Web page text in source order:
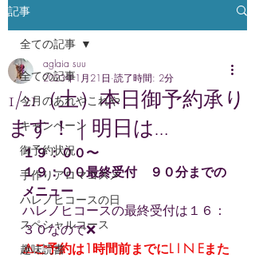
記事
全ての記事
今月のあれやこれや
キャンペーン
御予約状況
手作りアロマコスメ
ハレノヒコースの日
スペシャルコース
趣味読書
全ての記事
1/21（土）本日御予約承り
ます！｜明日は…
aglaia suu
2023年1月21日 読了時間: 2分
１９：００〜
１９：００最終受付　９０分までの
メニュー
ハレノヒコースの最終受付は１６：
３０なので❌
⚠ご予約は1時間前までにL I N Eまた